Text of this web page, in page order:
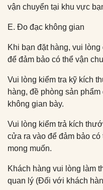
vận chuyển tại khu vực
E. Đo đạc không gian
Khi bạn đặt hàng, vui
để đảm bảo có thể vận
Vui lòng kiểm tra kỹ kích
hàng, đề phòng sản
không gian bày.
Vui lòng kiểm trả kích
cửa ra vào để đảm bảo
mong muốn.
Khách hàng vui lòng làm
quan lý (Đối với khách